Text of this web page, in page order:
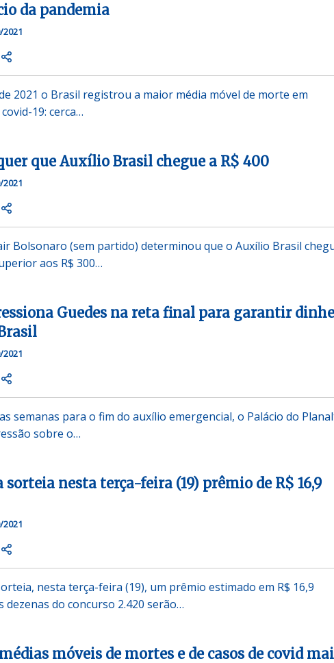
da pandemia
2021
2021 o Brasil registrou a maior média móvel de morte em
19: cerca…
que Auxílio Brasil chegue a R$ 400
2021
Bolsonaro (sem partido) determinou que o Auxílio Brasil
aos R$ 300…
Guedes na reta final para garantir
2021
semanas para o fim do auxílio emergencial, o Palácio do
sobre o…
sorteia nesta terça-feira (19) prêmio de R$ 16,9
2021
nesta terça-feira (19), um prêmio estimado em R$ 16,9
dezenas do concurso 2.420 serão…
móveis de mortes e de casos de covid